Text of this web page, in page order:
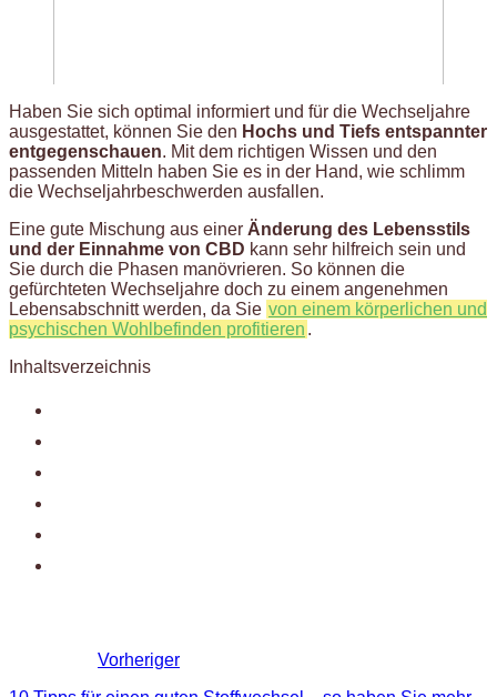
Haben Sie sich optimal informiert und für die Wechseljahre
ausgestattet, können Sie den Hochs und Tiefs entspannter
entgegenschauen. Mit dem richtigen Wissen und den
passenden Mitteln haben Sie es in der Hand, wie schlimm
die Wechseljahrbeschwerden ausfallen.
Eine gute Mischung aus einer Änderung des Lebensstils
und der Einnahme von CBD kann sehr hilfreich sein und
Sie durch die Phasen manövrieren. So können die
gefürchteten Wechseljahre doch zu einem angenehmen
Lebensabschnitt werden, da Sie von einem körperlichen und
psychischen Wohlbefinden profitieren .
Inhaltsverzeichnis
Vorheriger